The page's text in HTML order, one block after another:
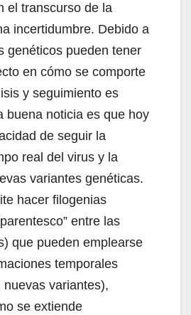
el transcurso de la
incertidumbre. Debido a
genéticos pueden tener
en cómo se comporte
y seguimiento es
buena noticia es que hoy
de seguir la
real del virus y la
variantes genéticas.
hacer filogenias
entre las
que pueden emplearse
temporales
variantes),
se extiende